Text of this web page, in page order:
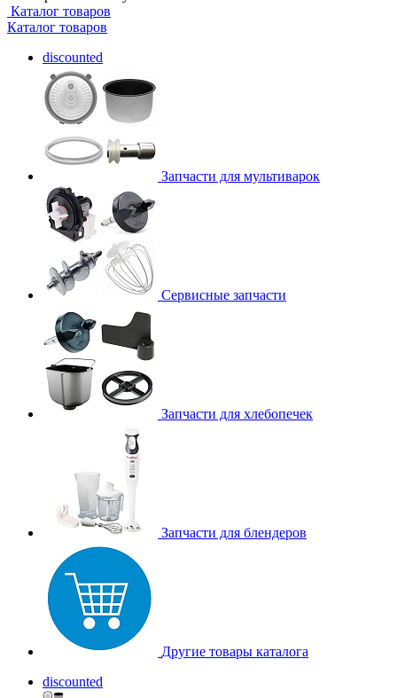
Каталог товаров
Каталог товаров
discounted
Запчасти для мультиварок
Сервисные запчасти
Запчасти для хлебопечек
Запчасти для блендеров
Другие товары каталога
discounted